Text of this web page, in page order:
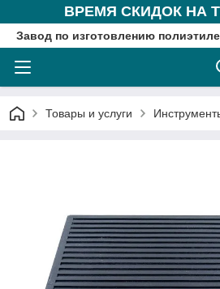
ВРЕМЯ СКИДОК НА
Завод по изготовлению
Товары и услуги